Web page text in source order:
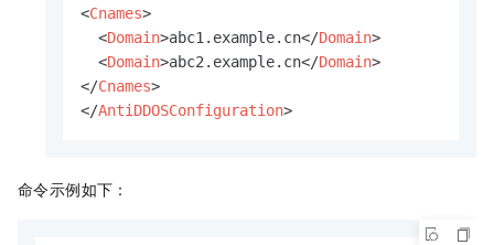
<Cnames>
<Domain>abc1.example.cn</Domain>
<Domain>abc2.example.cn</Domain>
</Cnames>
</AntiDDOSConfiguration>
命令示例如下：